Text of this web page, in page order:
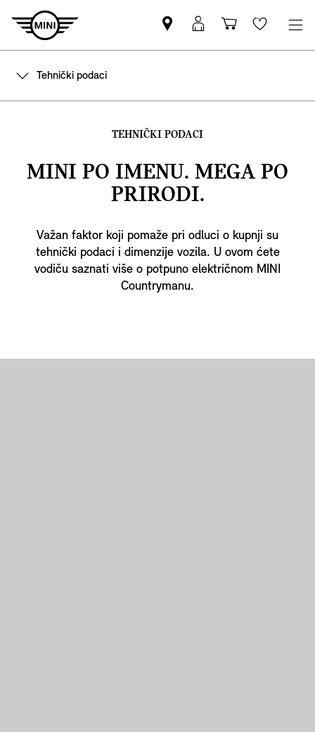
Pronađite
MINI
MyMini
prijava
KošaricaWishlist
Tehnički podaci
TEHNIČKI PODACI
MINI PO IMENU. MEGA PO
PRIRODI.
Važan faktor koji pomaže pri odluci o kupnji su
tehnički podaci i dimenzije vozila. U ovom ćete
vodiču saznati više o potpuno električnom MINI
Countrymanu.